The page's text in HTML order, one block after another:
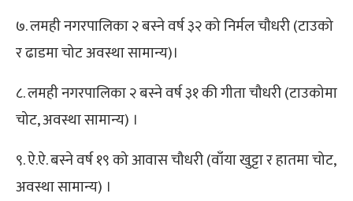
७. लमही नगरपालिका २ बस्ने वर्ष ३२ को निर्मल चौधरी (टाउको
र ढाडमा चोट अवस्था सामान्य)।
८. लमही नगरपालिका २ बस्ने वर्ष ३१ की गीता चौधरी (टाउकोमा
चोट, अवस्था सामान्य) ।
९. ऐ.ऐ. बस्ने वर्ष १९ को आवास चौधरी (वाँया खुट्टा र हातमा चोट,
अवस्था सामान्य) ।